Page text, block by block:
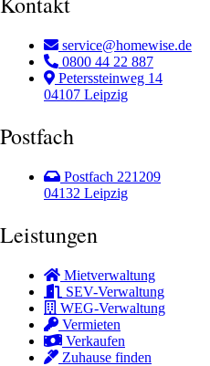
service@homewise.de
0800 44 22 887
Peterssteinweg 14
04107 Leipzig
Postfach
Postfach 221209
04132 Leipzig
Leistungen
Mietverwaltung
SEV-Verwaltung
WEG-Verwaltung
Vermieten
Verkaufen
Zuhause finden